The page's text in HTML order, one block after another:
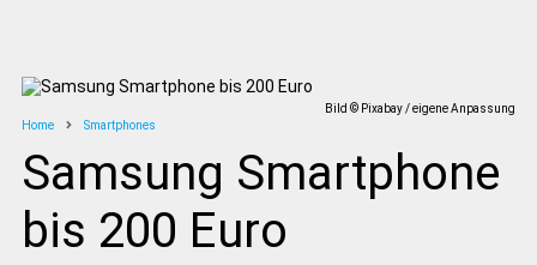
Bild © Pixabay / eigene Anpassung
Home
Smartphones
Samsung Smartphone
bis 200 Euro